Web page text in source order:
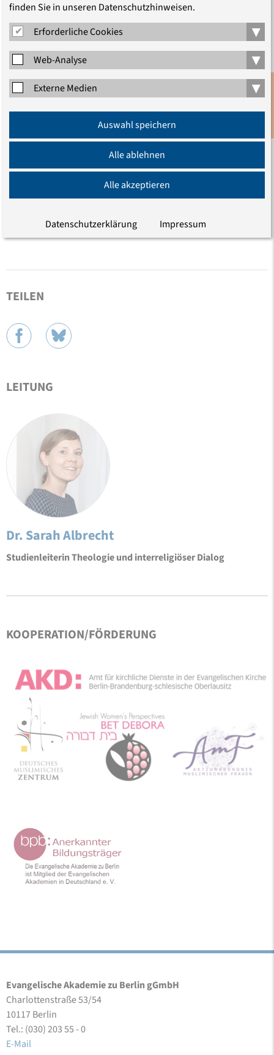
Häufig Betroffene, selten
Täterinnen?
Frauen und Rechtsextremismus
Am zehnten Jahrestag der Selbstenttarnung der
Terrorgruppe „Nationalsozialistischer Untergrund“
(NSU) diskutierten am 4. November 120 Frauen online
über „Antifeminismus und die extreme Rechte“. Die
Rechtsextremismus-Forscherin Heike Radvan von der
Brandenburgisch-Technischen Universität in Cottbus …
TEILEN
LEITUNG
Dr. Sarah Albrecht
Studienleiterin Theologie und interreligiöser Dialog
KOOPERATION/FÖRDERUNG
Anmeldung
Evangelische Akademie zu Berlin gGmbH
Charlottenstraße 53/54
10117 Berlin
Tel.: (030) 203 55 - 0
E-Mail
finden Sie in unseren Datenschutzhinweisen.
Erforderliche Cookies
▾
Web-Analyse ▾
Externe Medien ▾
Auswahl speichern
Alle ablehnen
Alle akzeptieren
Datenschutzerklärung Impressum